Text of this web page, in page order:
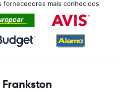
fornecedores mais conhecidos